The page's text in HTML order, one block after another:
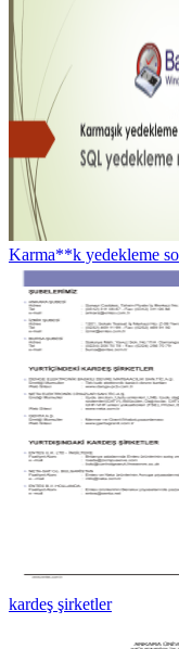
Karma**k yedekleme
kardeş şirketler